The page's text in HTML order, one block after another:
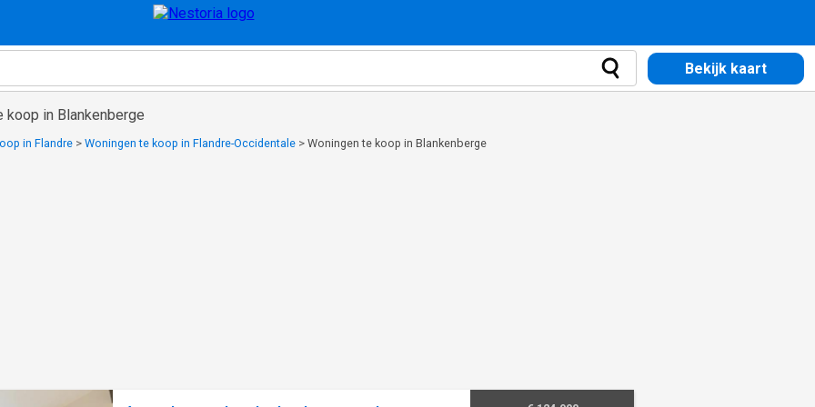
Bekijk kaart
koop in Blankenberge
in Flandre > Woningen te koop in Flandre-Occidentale > Woningen te koop in Blankenberge